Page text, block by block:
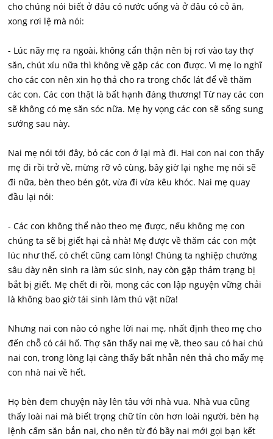
cho chúng nói biết ở đâu có nước uống và ở đâu có cỏ ăn,
xong rơi lệ mà nói:
- Lúc nãy mẹ ra ngoài, không cẩn thận nên bị rơi vào tay thợ
săn, chút xíu nữa thì không về gặp các con được. Vì mẹ lo nghĩ
cho các con nên xin họ thả cho ra trong chốc lát để về thăm
các con. Các con thật là bất hạnh đáng thương! Từ nay các con
sẽ không có mẹ săn sóc nữa. Mẹ hy vọng các con sẽ sống sung
sướng sau này.
Nai mẹ nói tới đây, bỏ các con ở lại mà đi. Hai con nai con thấy
mẹ đi rồi trở về, mừng rỡ vô cùng, bây giờ lại nghe mẹ nói sẽ
đi nữa, bèn theo bén gót, vừa đi vừa kêu khóc. Nai mẹ quay
đầu lại nói:
- Các con không thể nào theo mẹ được, nếu không mẹ con
chúng ta sẽ bị giết hại cả nhà! Mẹ được về thăm các con một
lúc như thế, có chết cũng cam lòng! Chúng ta nghiệp chướng
sâu dày nên sinh ra làm súc sinh, nay còn gặp thảm trạng bị
bắt bị giết. Mẹ chết đi rồi, mong các con lập nguyện vững chải
là không bao giờ tái sinh làm thú vật nữa!
Nhưng nai con nào có nghe lời nai mẹ, nhất định theo mẹ cho
đến chỗ có cái hố. Thợ săn thấy nai mẹ về, theo sau có hai chú
nai con, trong lòng lại càng thấy bất nhẫn nên thả cho mấy mẹ
con nhà nai về hết.
Họ bèn đem chuyện này lên tâu với nhà vua. Nhà vua cũng
thấy loài nai mà biết trọng chữ tín còn hơn loài người, bèn hạ
lệnh cấm săn bắn nai, cho nên từ đó bầy nai mới gọi bạn kết